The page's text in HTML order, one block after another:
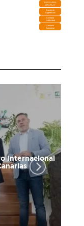
DESCARGA
MIRAPLAY
Buzón de
Sugerencias
Contratar
Publicidad
Contacto
Comercial
Internacional